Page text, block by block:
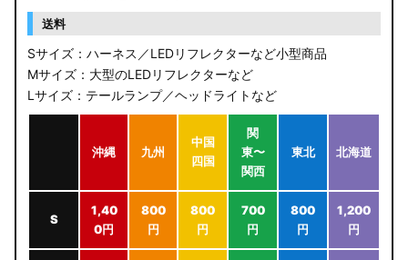
送料
Sサイズ：ハーネス／LEDリフレクターなど小型商品
Mサイズ：大型のLEDリフレクターなど
Lサイズ：テールランプ／ヘッドライトなど
沖縄 九州
中国
四国
関
東〜
関西
東北 北海道
S
1,40
0円
800
円
800
円
700
円
800
円
1,200
円